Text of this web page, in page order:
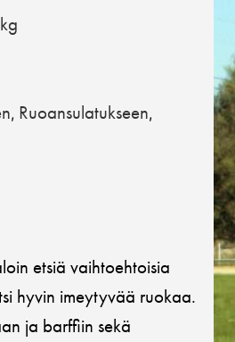
, Ruoansulatukseen,
etsiä vaihtoehtoisia
hyvin imeytyvää ruokaa.
ja barffiin sekä